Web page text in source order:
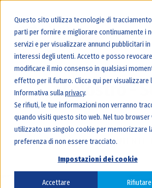
Questo sito utilizza tecnologie di
parti per fornire e migliorare continuamente i
servizi e per visualizzare annunci pubblicitari in
interessi degli utenti. Accetto e posso
modificare il mio consenso in qualsiasi
effetto per il futuro. Clicca qui per visualizzare
Informativa sullaprivacy.
Se rifiuti, le tue informazioni non verranno
quando visiti questo sito web. Nel tuo browser
utilizzato un singolo cookie per memorizzare
preferenza di non essere tracciato.
Impostazioni dei cookie
Accettare Rifiutare
èColostro -
Solo Colostro Naturale.NIENTE